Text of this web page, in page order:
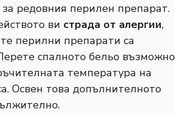
редовния перилен препарат.
ви страда от алергии,
перилни препарати са
спалното бельо възможно
температура на
Освен това допълнителното